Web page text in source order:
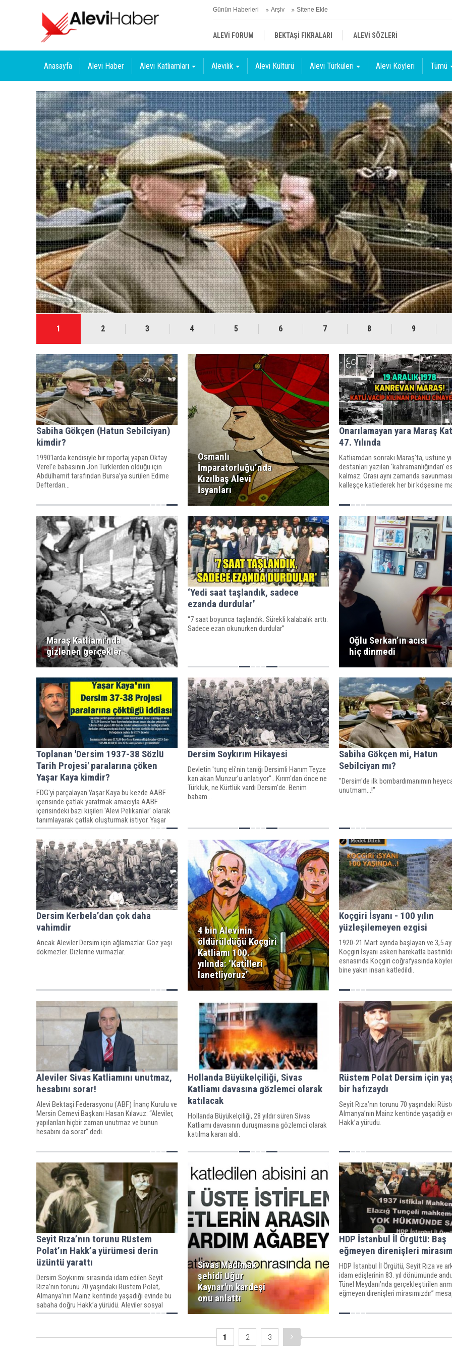
Günün Haberleri Arşiv Sitene Ekle
ALEVİ FORUM BEKTAŞİ FIKRALARI ALEVİ SÖZLERİ
Anasayfa Alevi Haber Alevi Katliamları Alevilik Alevi Kültürü Alevi Türküleri Alevi Köyleri Tümü
OSMANLI İMPARATORLUĞU’NDA KIZILBAŞ ALEVİ
İSYANLARI
1 2 3 4 5 6 7 8 9
Sabiha Gökçen (Hatun Sebilciyan)
kimdir?
1990’larda kendisiyle bir röportaj yapan Oktay
Verel’e babasının Jön Türklerden olduğu için
Abdülhamit tarafından Bursa’ya sürülen Edirne
Defterdarı...
Osmanlı
İmparatorluğu’nda
Kızılbaş Alevi
İsyanları
Onarılamayan yara Maraş
47. Yılında
Katliamdan sonraki Maraş’ta, üstüne
destanları yazılan ‘kahramanlığından’
kalmaz. Orası aynı zamanda
kalleşçe katlederek her bir köşesine
Maraş Katliamı'nda
gizlenen gerçekler
‘Yedi saat taşlandık, sadece
ezanda durdular’
“7 saat boyunca taşlandık. Sürekli kalabalık arttı.
Sadece ezan okunurken durdular”
Oğlu Serkan’ın acısı
hiç dinmedi
Toplanan 'Dersim 1937-38 Sözlü
Tarih Projesi' paralarına çöken
Yaşar Kaya kimdir?
FDG'yi parçalayan Yaşar Kaya bu kezde AABF
içerisinde çatlak yaratmak amacıyla AABF
içerisindeki bazı kişileri 'Alevi Pelikanlar' olarak
tanımlayarak çatlak oluşturmak istiyor. Yaşar
Kaya eski kulağı kesik bir kontra elemanı gibi
uğraşlar içerisinde...
Dersim Soykırım Hikayesi
Devletin 'tunç eli'nin tanığı Dersimli Hanım Teyze
kan akan Munzur’u anlatıyor"...Kırım'dan önce ne
Türklük, ne Kürtlük vardı Dersim'de. Benim
babam...
Sabiha Gökçen mi, Hatun
Sebilciyan mı?
"Dersim'de ilk bombardımanımın
unutmam...!"
Dersim Kerbela’dan çok daha
vahimdir
Ancak Aleviler Dersim için ağlamazlar. Göz yaşı
dökmezler. Dizlerine vurmazlar.
4 bin Alevinin
öldürüldüğü Koçgiri
Katliamı 100.
yılında: ‘Katilleri
lanetliyoruz’
Koçgiri İsyanı - 100 yılın
yüzleşilemeyen ezgisi
1920-21 Mart ayında başlayan ve 3,5
Koçgiri İsyanı askeri harekatla
esnasında Koçgiri coğrafyasında köyler
bine yakın insan katledildi.
Aleviler Sivas Katliamını unutmaz,
hesabını sorar!
Alevi Bektaşi Federasyonu (ABF) İnanç Kurulu ve
Mersin Cemevi Başkanı Hasan Kılavuz: “Aleviler,
yapılanları hiçbir zaman unutmaz ve bunun
hesabını da sorar” dedi.
Hollanda Büyükelçiliği, Sivas
Katliamı davasına gözlemci olarak
katılacak
Hollanda Büyükelçiliği, 28 yıldır süren Sivas
Katliamı davasının duruşmasına gözlemci olarak
katılma kararı aldı.
Rüstem Polat Dersim için
bir hafızaydı
Seyit Rıza’nın torunu 70 yaşındaki
Almanya’nın Mainz kentinde yaşadığı
Hakk’a yürüdü.
Seyit Rıza’nın torunu Rüstem
Polat’ın Hakk’a yürümesi derin
üzüntü yarattı
Dersim Soykırımı sırasında idam edilen Seyit
Rıza’nın torunu 70 yaşındaki Rüstem Polat,
Almanya’nın Mainz kentinde yaşadığı evinde bu
sabaha doğru Hakk’a yürüdü. Aleviler sosyal
medyadan üzüntülerini dile getirerek, Rüstem
Sivas Madımak
şehidi Uğur
Kaynar'ın kardeşi
onu anlattı
HDP İstanbul İl Örgütü: Baş
eğmeyen direnişleri
HDP İstanbul İl Örgütü, Seyit Rıza ve
idam edişlerinin 83. yıl dönümünde
Tünel Meydanı’nda gerçekleştirilen
eğmeyen direnişleri mirasımızdır”
1 2 3